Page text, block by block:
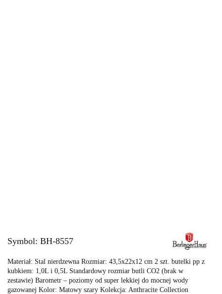
Symbol: BH-8557
Materiał: Stal nierdzewna Rozmiar: 43,5x22x12 cm 2 szt. butelki pp z
kubkiem: 1,0L i 0,5L Standardowy rozmiar butli CO2 (brak w
zestawie) Barometr – poziomy od super lekkiej do mocnej wody
gazowanej Kolor: Matowy szary Kolekcja: Anthracite Collection